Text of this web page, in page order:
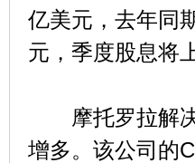
亿美元，去年同
元，季度股息将
摩托罗拉解决
增多。该公司的